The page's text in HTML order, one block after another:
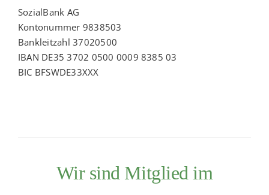
SozialBank AG
Kontonummer 9838503
Bankleitzahl 37020500
IBAN DE35 3702 0500 0009 8385 03
BIC BFSWDE33XXX
Wir sind Mitglied im